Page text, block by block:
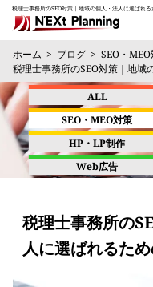
税理士事務所のSEO対策｜地域の個人・法人に選ばれ
ホーム ブログ
SEO・
税理士事務所のSEO対策｜地域
ALL
SEO・MEO対策
HP・LP制作
Web広告
税理士事務所の
人に選ばれるた